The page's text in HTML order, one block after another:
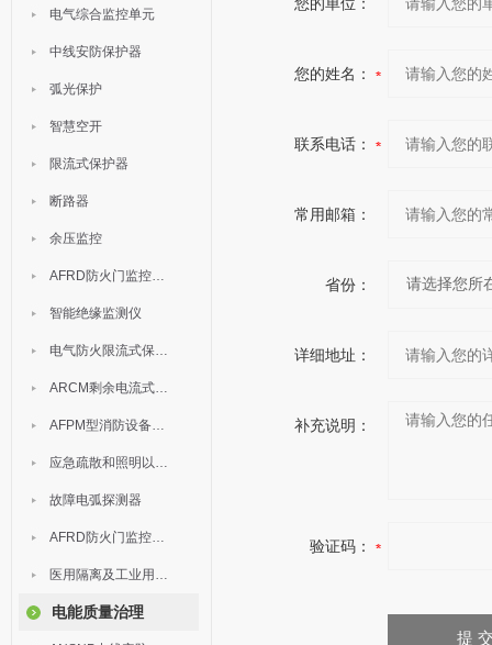
电气综合监控单元
中线安防保护器
弧光保护
智慧空开
限流式保护器
断路器
余压监控
AFRD防火门监控模块
智能绝缘监测仪
电气防火限流式保护器
ARCM剩余电流式电气火灾监控装置
AFPM型消防设备电源监控系统
应急疏散和照明以及灯具
故障电弧探测器
AFRD防火门监控系统
医用隔离及工业用电绝缘检测
电能质量治理
您的姓名：
联系电话：
常用邮箱：
省份：
详细地址：
补充说明：
验证码：